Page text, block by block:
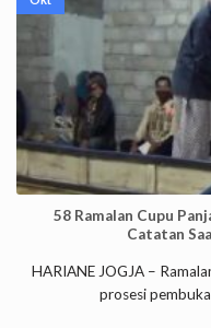
58 Ramalan Cupu
Catatan
HARIANE JOGJA –
prosesi